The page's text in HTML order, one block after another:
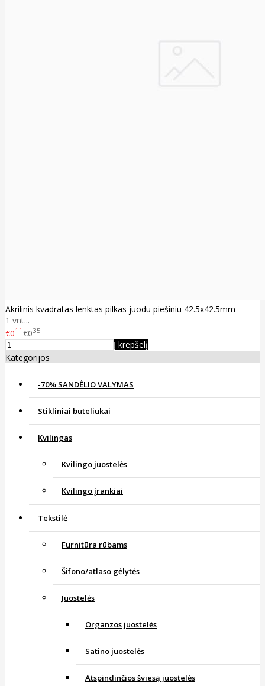
Akrilinis kvadratas lenktas pilkas juodu piešiniu 42.5x42.5mm
1 vnt...
€011 €035
Į krepšelį
Kategorijos
-70% SANDĖLIO VALYMAS
Stikliniai buteliukai
Kvilingas
Kvilingo juostelės
Kvilingo įrankiai
Tekstilė
Furnitūra rūbams
Šifono/atlaso gėlytės
Juostelės
Organzos juostelės
Satino juostelės
Atspindinčios šviesą juostelės